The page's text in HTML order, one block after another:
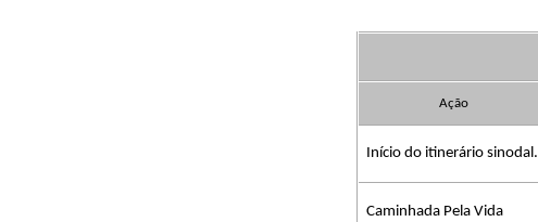
Ação
Início do itinerário sinodal.
Caminhada Pela Vida